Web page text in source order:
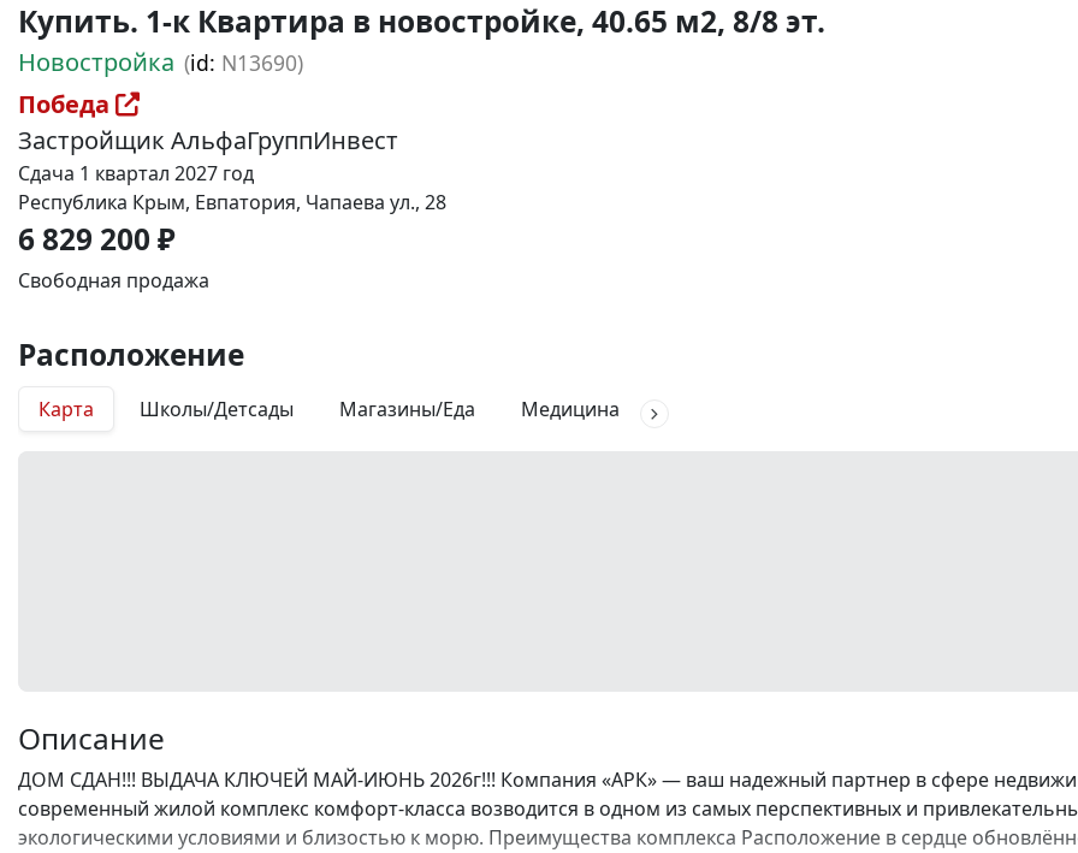
Купить. 1-к Квартира в новостройке, 40.65 м2, 8/8 эт.
Новостройка (id: N13690)
Победа
Застройщик АльфаГруппИнвест
Сдача 1 квартал 2027 год
Республика Крым, Евпатория, Чапаева ул., 28
6 829 200 ₽
Свободная продажа
Расположение
Карта Школы/Детсады Магазины/Еда Медицина
Описание
ДОМ СДАН!!! ВЫДАЧА КЛЮЧЕЙ МАЙ-ИЮНЬ 2026г!!! Компания «АРК» — ваш надежный партнер в сфере
современный жилой комплекс комфорт-класса возводится в одном из самых перспективных и
экологическими условиями и близостью к морю. Преимущества комплекса Расположение в сердце